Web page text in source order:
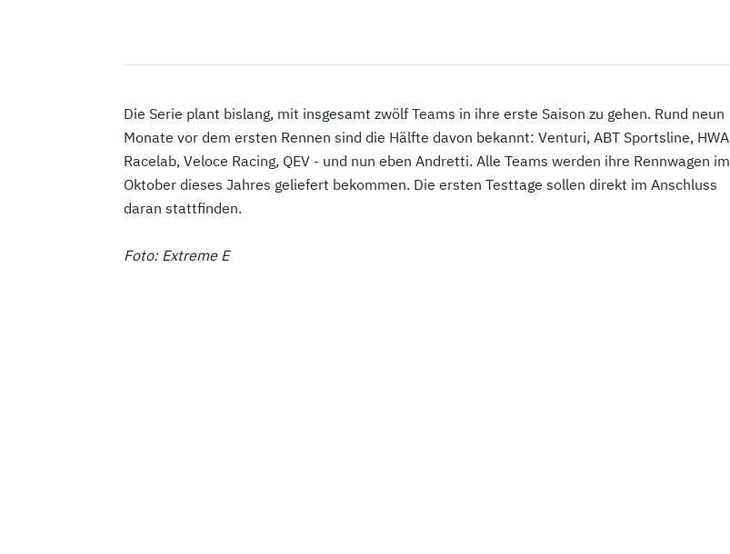
Die Serie plant bislang, mit insgesamt zwölf Teams in ihre erste Saison zu gehen. Rund neun
Monate vor dem ersten Rennen sind die Hälfte davon bekannt: Venturi, ABT Sportsline, HWA
Racelab, Veloce Racing, QEV - und nun eben Andretti. Alle Teams werden ihre Rennwagen im
Oktober dieses Jahres geliefert bekommen. Die ersten Testtage sollen direkt im Anschluss
daran stattfinden.
Foto: Extreme E